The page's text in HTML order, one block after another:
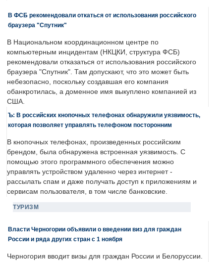
В ФСБ рекомендовали откаться от использования российского
браузера "Спутник"
В Национальном координационном центре по
компьютерным инцидентам (НКЦКИ, структура ФСБ)
рекомендовали отказаться от использования российского
браузера "Спутник". Там допускают, что это может быть
небезопасно, поскольку создавшая его компания
обанкротилась, а доменное имя выкуплено компанией из
США.
Ъ: В российских кнопочных телефонах обнаружили уязвимость,
которая позволяет управлять телефоном посторонним
В кнопочных телефонах, произведенных российским
брендом, была обнаружена встроенная уязвимость. С
помощью этого программного обеспечения можно
управлять устройством удаленно через интернет -
рассылать спам и даже получать доступ к приложениям и
сервисам пользователя, в том числе банковские.
ТУРИЗМ
Власти Черногории объявили о введении виз для граждан
России и ряда других стран с 1 ноября
Черногория вводит визы для граждан России и Белоруссии.